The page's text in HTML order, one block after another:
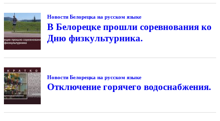
Новости Белорецка на русском языке
В Белорецке прошли соревнования ко
Дню физкультурника.
Новости Белорецка на русском языке
Отключение горячего водоснабжения.